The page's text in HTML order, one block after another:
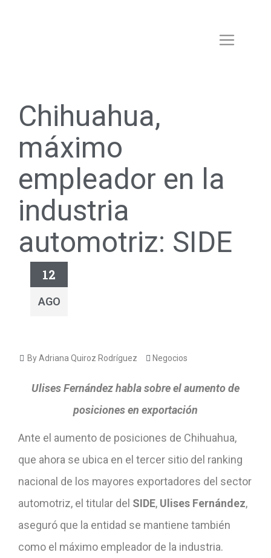
Chihuahua,
máximo
empleador en la
industria
automotriz: SIDE
12
AGO
By Adriana Quiroz Rodríguez Negocios
Ulises Fernández habla sobre el aumento de
posiciones en exportación
Ante el aumento de posiciones de Chihuahua,
que ahora se ubica en el tercer sitio del ranking
nacional de los mayores exportadores del sector
automotriz, el titular del SIDE, Ulises Fernández,
aseguró que la entidad se mantiene también
como el máximo empleador de la industria.